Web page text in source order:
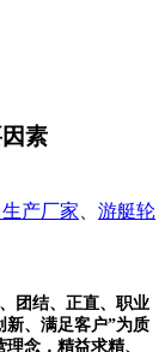
素
产厂家、 游艇轮
团结、正直、职业
新、满足客户”为质
念，精益求精、